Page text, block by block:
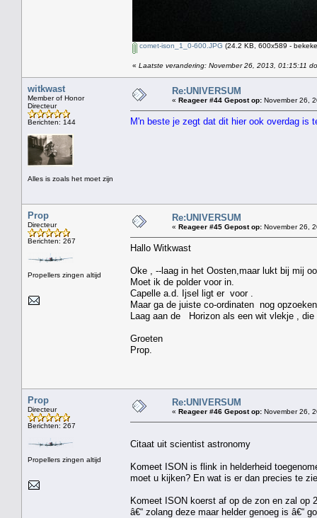
comet-ison_1_0-600.JPG (24.2 KB, 600x589 -
« Laatste verandering: November 26, 2013, 01:15:11
witkwast
Member of Honor
Directeur
Berichten: 144
Alles is zoals het moet zijn
Re:UNIVERSUM
« Reageer #44 Gepost op: November 26,
M'n beste je zegt dat dit hier ook overdag is
Prop
Directeur
Berichten: 267
Propellers zingen altijd
Re:UNIVERSUM
« Reageer #45 Gepost op: November 26,
Hallo Witkwast
Oke , --laag in het Oosten,maar lukt bij mij
Moet ik de polder voor in.
Capelle a.d. Ijsel ligt er voor .
Maar ga de juiste co-ordinaten nog
Laag aan de Horizon als een wit vlekje , die
Groeten
Prop.
Prop
Directeur
Berichten: 267
Propellers zingen altijd
Re:UNIVERSUM
« Reageer #46 Gepost op: November 26,
Citaat uit scientist astronomy
Komeet ISON is flink in helderheid
moet u kijken? En wat is er dan precies te
Komeet ISON koerst af op de zon en zal op
â€“ zolang deze maar helder genoeg is â€“